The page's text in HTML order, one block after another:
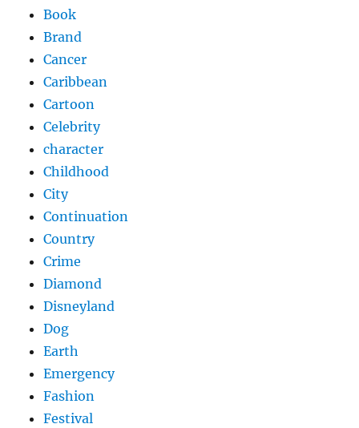
Book
Brand
Cancer
Caribbean
Cartoon
Celebrity
character
Childhood
City
Continuation
Country
Crime
Diamond
Disneyland
Dog
Earth
Emergency
Fashion
Festival